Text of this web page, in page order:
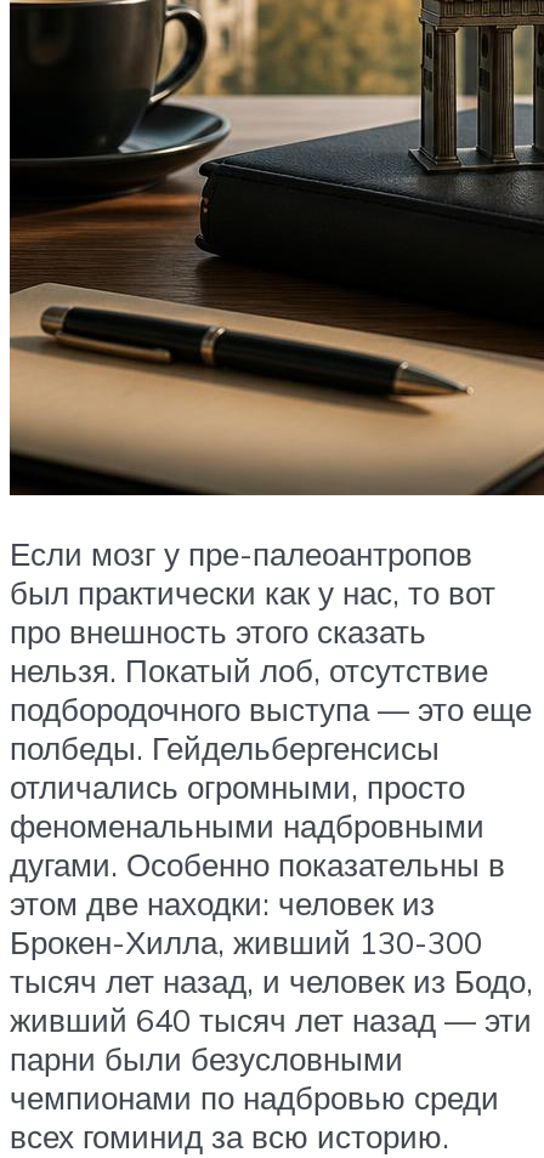
Если мозг у пре-палеоантропов
был практически как у нас, то вот
про внешность этого сказать
нельзя. Покатый лоб, отсутствие
подбородочного выступа — это еще
полбеды. Гейдельбергенсисы
отличались огромными, просто
феноменальными надбровными
дугами. Особенно показательны в
этом две находки: человек из
Брокен-Хилла, живший 130-300
тысяч лет назад, и человек из Бодо,
живший 640 тысяч лет назад — эти
парни были безусловными
чемпионами по надбровью среди
всех гоминид за всю историю.